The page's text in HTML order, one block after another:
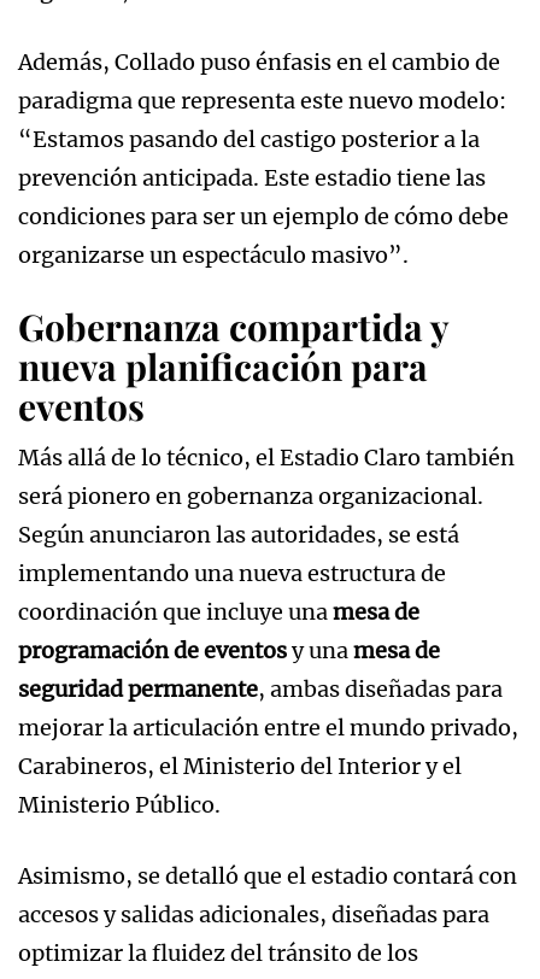
Además, Collado puso énfasis en el cambio de
paradigma que representa este nuevo modelo:
“Estamos pasando del castigo posterior a la
prevención anticipada. Este estadio tiene las
condiciones para ser un ejemplo de cómo debe
organizarse un espectáculo masivo”.
Gobernanza compartida y
nueva planificación para
eventos
Más allá de lo técnico, el Estadio Claro también
será pionero en gobernanza organizacional.
Según anunciaron las autoridades, se está
implementando una nueva estructura de
coordinación que incluye unamesa de
programación de eventosy unamesa de
seguridad permanente, ambas diseñadas para
mejorar la articulación entre el mundo privado,
Carabineros, el Ministerio del Interior y el
Ministerio Público.
Asimismo, se detalló que el estadio contará con
accesos y salidas adicionales, diseñadas para
optimizar la fluidez del tránsito de los